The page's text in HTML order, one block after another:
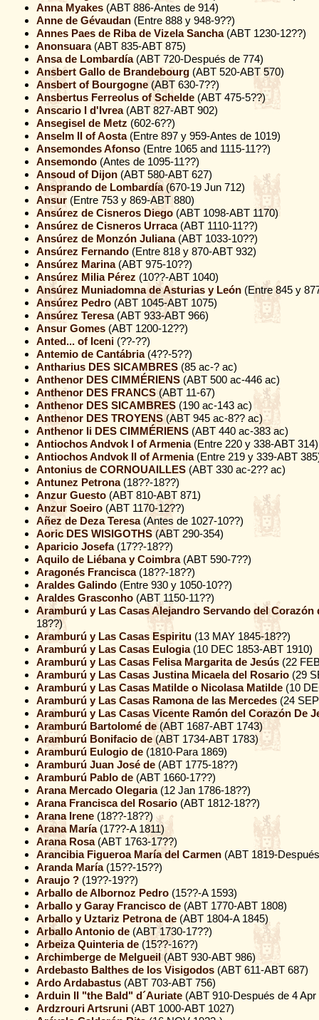
Anna Myakes (ABT 886-Antes de 914)
Anne de Gévaudan (Entre 888 y 948-9??)
Annes Paes de Riba de Vizela Sancha(ABT 1230-12??)
Anonsuara(ABT 835-ABT 875)
Ansa de Lombardía(ABT 720-Después de 774)
Ansbert Gallo de Brandebourg (ABT 520-ABT 570)
Ansbert of Bourgogne (ABT 630-7??)
Ansbertus Ferreolus of Schelde (ABT 475-5??)
Anscario I d'Ivrea(ABT 827-ABT 902)
Ansegisel de Metz (602-6??)
Anselm II of Aosta(Entre 897 y 959-Antes de 1019)
Ansemondes Afonso (Entre 1065 and 1115-11??)
Ansemondo (Antes de 1095-11??)
Ansoud of Dijon (ABT 580-ABT 627)
Ansprando de Lombardía(670-19 Jun 712)
Ansur (Entre 753 y 869-ABT 880)
Ansúrez de Cisneros Diego (ABT 1098-ABT 1170)
Ansúrez de Cisneros Urraca(ABT 1110-11??)
Ansúrez de Monzón Juliana(ABT 1033-10??)
Ansúrez Fernando (Entre 818 y 870-ABT 932)
Ansúrez Marina(ABT 975-10??)
Ansúrez Milia Pérez (10??-ABT 1040)
Ansúrez Muniadomna de Asturias y León (Entre 845 y
Ansúrez Pedro (ABT 1045-ABT 1075)
Ansúrez Teresa(ABT 933-ABT 966)
Ansur Gomes (ABT 1200-12??)
Anted... of Iceni (??-??)
Antemio de Cantábria(4??-5??)
Antharius DES SICAMBRES (85 ac-? ac)
Anthenor DES CIMMÉRIENS (ABT 500 ac-446 ac)
Anthenor DES FRANCS(ABT 11-67)
Anthenor DES SICAMBRES (190 ac-143 ac)
Anthenor DES TROYENS(ABT 945 ac-8?? ac)
Anthenor Ii DES CIMMÉRIENS (ABT 440 ac-383 ac)
Antiochos Andvok I of Armenia(Entre 220 y 338-ABT 314)
Antiochos Andvok II of Armenia(Entre 219 y 339-ABT
Antonius de CORNOUAILLES (ABT 330 ac-2?? ac)
Antunez Petrona(18??-18??)
Anzur Guesto (ABT 810-ABT 871)
Anzur Soeiro (ABT 1170-12??)
Añez de Deza Teresa(Antes de 1027-10??)
Aoric DES WISIGOTHS(ABT 290-354)
Aparicio Josefa(17??-18??)
Aquilo de Liébana y Coimbra(ABT 590-7??)
Aragonés Francisca(18??-18??)
Araldes Galindo (Entre 930 y 1050-10??)
Araldes Grasconho (ABT 1150-11??)
Aramburú y Las Casas Alejandro Servando del Corazón
18??)
Aramburú y Las Casas Espiritu (13 MAY 1845-18??)
Aramburú y Las Casas Eulogia(10 DEC 1853-ABT 1910)
Aramburú y Las Casas Felisa Margarita de Jesús (22
Aramburú y Las Casas Justina Micaela del Rosario (29
Aramburú y Las Casas Matilde o Nicolasa Matilde (10
Aramburú y Las Casas Ramona de las Mercedes (24
Aramburú y Las Casas Vicente Ramón del Corazón De
Aramburú Bartolomé de(ABT 1687-ABT 1743)
Aramburú Bonifacio de (ABT 1734-ABT 1783)
Aramburú Eulogio de (1810-Para 1869)
Aramburú Juan José de (ABT 1775-18??)
Aramburú Pablo de (ABT 1660-17??)
Arana Mercado Olegaria(12 Jan 1786-18??)
Arana Francisca del Rosario (ABT 1812-18??)
Arana Irene (18??-18??)
Arana María(17??-A 1811)
Arana Rosa(ABT 1763-17??)
Arancibia Figueroa María del Carmen (ABT 1819-
Aranda María(15??-15??)
Araujo ? (19??-19??)
Arballo de Albornoz Pedro (15??-A 1593)
Arballo y Garay Francisco de (ABT 1770-ABT 1808)
Arballo y Uztariz Petrona de (ABT 1804-A 1845)
Arballo Antonio de (ABT 1730-17??)
Arbeiza Quinteria de (15??-16??)
Archimberge de Melgueil(ABT 930-ABT 986)
Ardebasto Balthes de los Visigodos (ABT 611-ABT 687)
Ardo Ardabastus (ABT 703-ABT 756)
Arduin II "the Bald" d´Auriate (ABT 910-Después de 4 Apr
Ardzrouri Artsruni (ABT 1000-ABT 1027)